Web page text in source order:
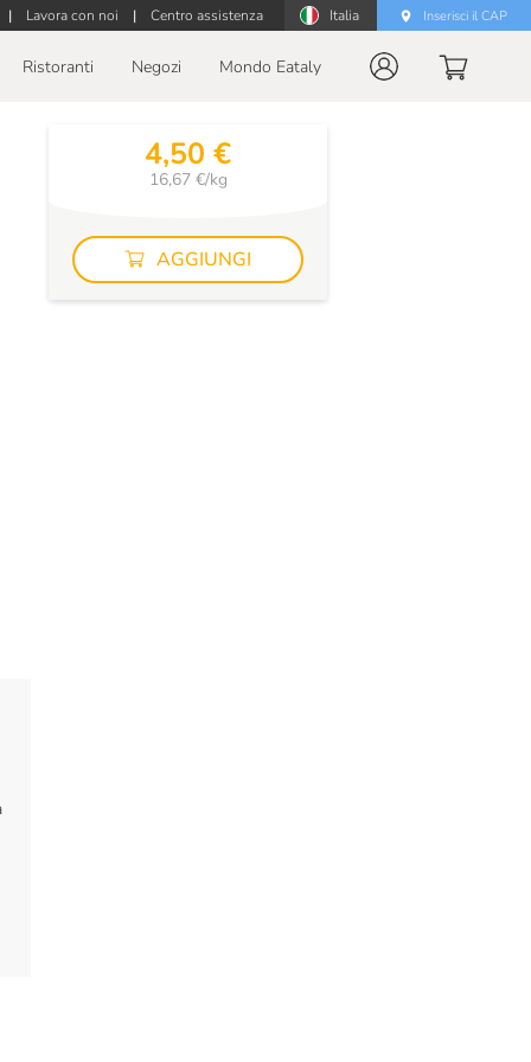
| Lavora con noi | Centro assistenza Italia Inserisci il CAP
Ristoranti Negozi Mondo Eataly
4,50 €
16,67 €/kg
AGGIUNGI